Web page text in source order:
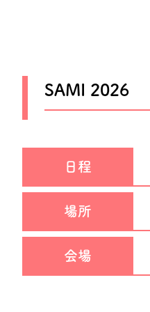
SAMI 2026
日程
場所
会場